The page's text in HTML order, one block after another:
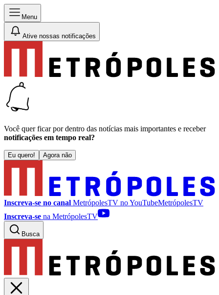
Menu
Ative nossas notificações
Você quer ficar por dentro das notícias mais importantes e receber
notificações em tempo real?
Eu quero! Agora não
Inscreva-se no canal MetrópolesTV noYouTubeMetrópolesTV
Inscreva-se na MetrópolesTV
Busca